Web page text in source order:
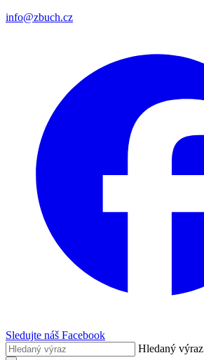
info@zbuch.cz
Sledujte náš Facebook
Hledaný výraz